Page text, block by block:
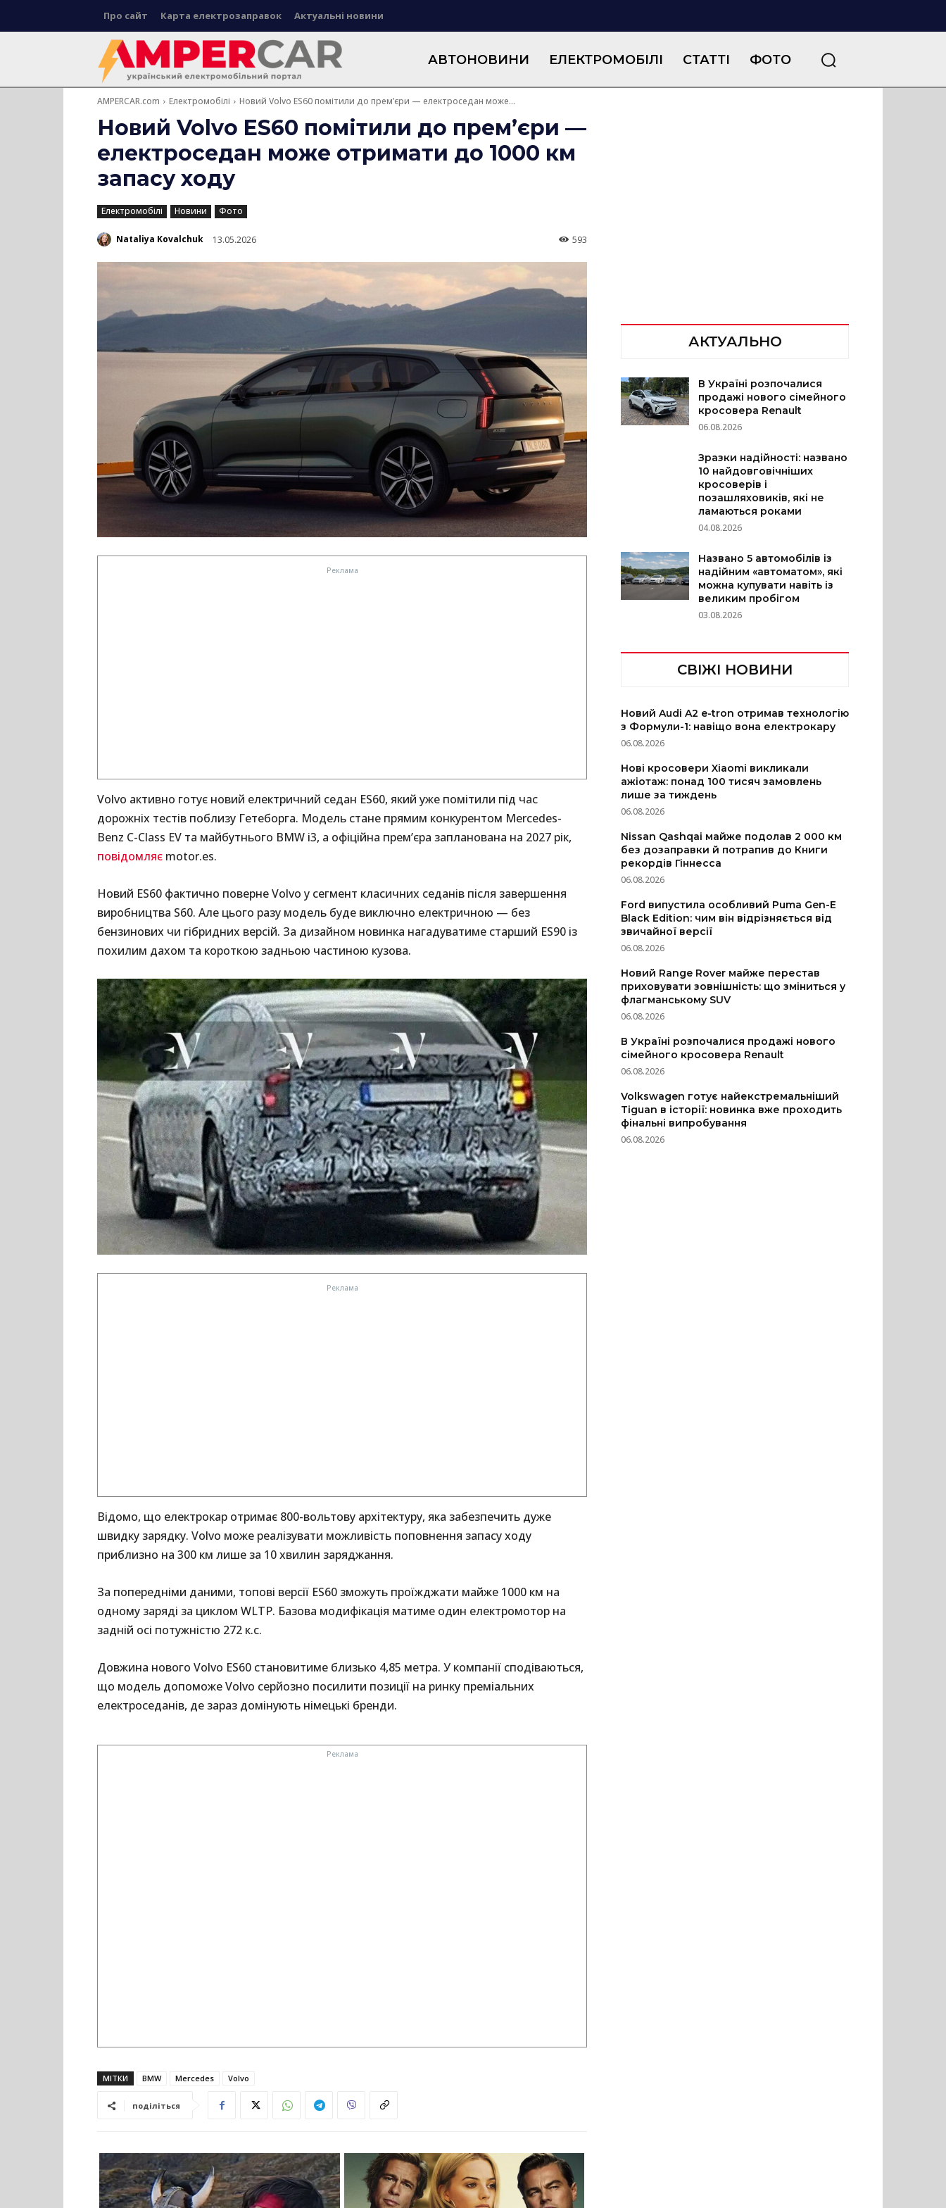
Про сайт Карта електрозаправок Актуальні новини
АВТОНОВИНИ ЕЛЕКТРОМОБІЛІ СТАТТІ ФОТО
AMPERCAR.com Електромобілі Новий Volvo ES60 помітили до прем’єри — електроседан може...
Новий Volvo ES60 помітили до прем’єри —
електроседан може отримати до 1000 км
запасу ходу
Електромобілі Новини Фото
Nataliya Kovalchuk 13.05.2026 593
Volvo активно готує новий електричний седан ES60, який уже помітили під час
дорожніх тестів поблизу Гетеборга. Модель стане прямим конкурентом Mercedes-
Benz C-Class EV та майбутнього BMW i3, а офіційна прем’єра запланована на 2027 рік,
повідомляє motor.es.
Новий ES60 фактично поверне Volvo у сегмент класичних седанів після завершення
виробництва S60. Але цього разу модель буде виключно електричною — без
бензинових чи гібридних версій. За дизайном новинка нагадуватиме старший ES90 із
похилим дахом та короткою задньою частиною кузова.
Відомо, що електрокар отримає 800-вольтову архітектуру, яка забезпечить дуже
швидку зарядку. Volvo може реалізувати можливість поповнення запасу ходу
приблизно на 300 км лише за 10 хвилин заряджання.
За попередніми даними, топові версії ES60 зможуть проїжджати майже 1000 км на
одному заряді за циклом WLTP. Базова модифікація матиме один електромотор на
задній осі потужністю 272 к.с.
Довжина нового Volvo ES60 становитиме близько 4,85 метра. У компанії сподіваються,
що модель допоможе Volvo серйозно посилити позиції на ринку преміальних
електроседанів, де зараз домінують німецькі бренди.
МІТКИ BMW Mercedes Volvo
поділіться
АКТУАЛЬНО
В Україні розпочалися
продажі нового сімейного
кросовера Renault
06.08.2026
Зразки надійності: названо
10 найдовговічніших
кросоверів і
позашляховиків, які не
ламаються роками
04.08.2026
Названо 5 автомобілів із
надійним «автоматом», які
можна купувати навіть із
великим пробігом
03.08.2026
СВІЖІ НОВИНИ
Новий Audi A2 e-tron отримав технологію
з Формули-1: навіщо вона електрокару
06.08.2026
Нові кросовери Xiaomi викликали
ажіотаж: понад 100 тисяч замовлень
лише за тиждень
06.08.2026
Nissan Qashqai майже подолав 2 000 км
без дозаправки й потрапив до Книги
рекордів Гіннесса
06.08.2026
Ford випустила особливий Puma Gen-E
Black Edition: чим він відрізняється від
звичайної версії
06.08.2026
Новий Range Rover майже перестав
приховувати зовнішність: що зміниться у
флагманському SUV
06.08.2026
В Україні розпочалися продажі нового
сімейного кросовера Renault
06.08.2026
Volkswagen готує найекстремальніший
Tiguan в історії: новинка вже проходить
фінальні випробування
06.08.2026